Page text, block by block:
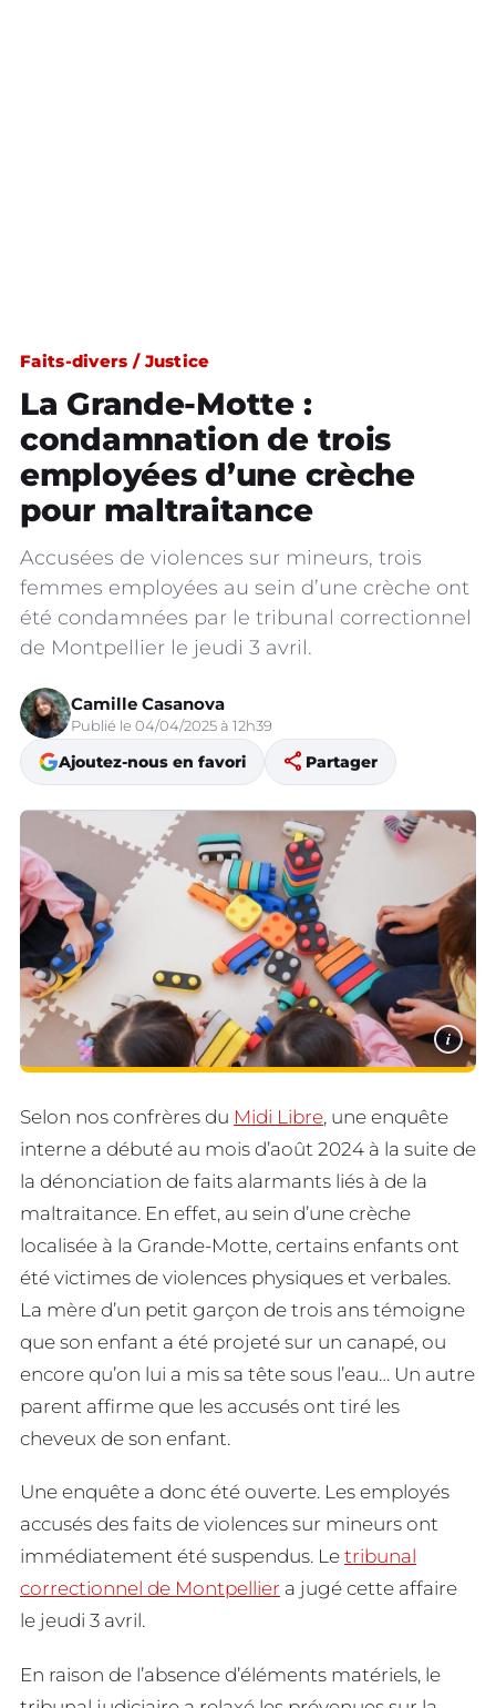
Faits-divers / Justice
La Grande-Motte :
condamnation de trois
employées d’une crèche
pour maltraitance
Accusées de violences sur mineurs, trois
femmes employées au sein d’une crèche ont
été condamnées par le tribunal correctionnel
de Montpellier le jeudi 3 avril.
Camille Casanova
Publié le 04/04/2025 à 12h39
Ajoutez-nous en favori share Partager
i
Selon nos confrères du Midi Libre, une enquête
interne a débuté au mois d’août 2024 à la suite de
la dénonciation de faits alarmants liés à de la
maltraitance. En effet, au sein d’une crèche
localisée à la Grande-Motte, certains enfants ont
été victimes de violences physiques et verbales.
La mère d’un petit garçon de trois ans témoigne
que son enfant a été projeté sur un canapé, ou
encore qu’on lui a mis sa tête sous l’eau… Un autre
parent affirme que les accusés ont tiré les
cheveux de son enfant.
Une enquête a donc été ouverte. Les employés
accusés des faits de violences sur mineurs ont
immédiatement été suspendus. Le tribunal
correctionnel de Montpellier a jugé cette affaire
le jeudi 3 avril.
En raison de l’absence d’éléments matériels, le